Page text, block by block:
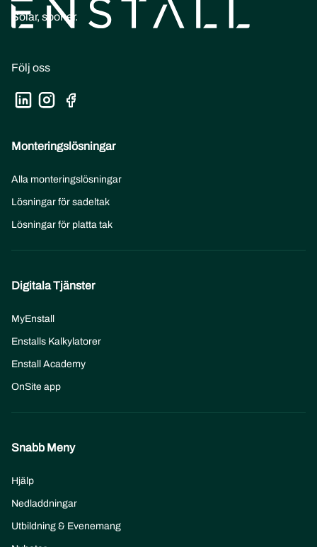
Solar, sooner.
Följ oss
Monteringslösningar
Alla monteringslösningar
Lösningar för sadeltak
Lösningar för platta tak
Digitala Tjänster
MyEnstall
Enstalls Kalkylatorer
Enstall Academy
OnSite app
Snabb Meny
Hjälp
Nedladdningar
Utbildning & Evenemang